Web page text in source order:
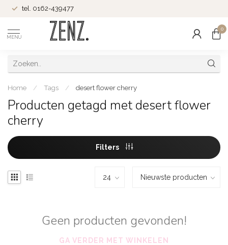
tel. 0162-439477
MENU
0
Home / Tags / desert flower cherry
Producten getagd met desert flower
cherry
Filters
Geen producten gevonden!
GA VERDER MET WINKELEN